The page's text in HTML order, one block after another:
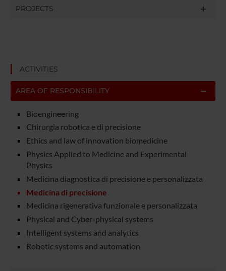
PROJECTS
ACTIVITIES
AREA OF RESPONSIBILITY
Bioengineering
Chirurgia robotica e di precisione
Ethics and law of innovation biomedicine
Physics Applied to Medicine and Experimental
Physics
Medicina diagnostica di precisione e personalizzata
Medicina di precisione
Medicina rigenerativa funzionale e personalizzata
Physical and Cyber-physical systems
Intelligent systems and analytics
Robotic systems and automation